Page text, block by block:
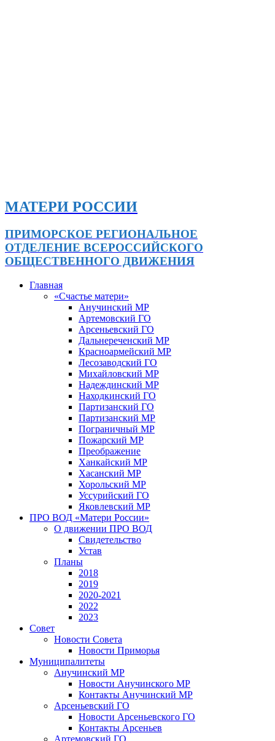
МАТЕРИ РОССИИ
ПРИМОРСКОЕ РЕГИОНАЛЬНОЕ
ОТДЕЛЕНИЕ ВСЕРОССИЙСКОГО
ОБЩЕСТВЕННОГО ДВИЖЕНИЯ
Главная
«Счастье матери»
Анучинский МР
Артемовский ГО
Арсеньевский ГО
Дальнереченский МР
Красноармейский МР
Лесозаводский ГО
Михайловский МР
Надеждинский МР
Находкинский ГО
Партизанский ГО
Партизанский МР
Пограничный МР
Пожарский МР
Преображение
Ханкайский МР
Хасанский МР
Хорольский МР
Уссурийский ГО
Яковлевский МР
ПРО ВОД «Матери России»
О движении ПРО ВОД
Свидетельство
Устав
Планы
2018
2019
2020-2021
2022
2023
Совет
Новости Совета
Новости Приморья
Муниципалитеты
Анучинский МР
Новости Анучинского МР
Контакты Анучинский МР
Арсеньевский ГО
Новости Арсеньевского ГО
Контакты Арсеньев
Артемовский ГО